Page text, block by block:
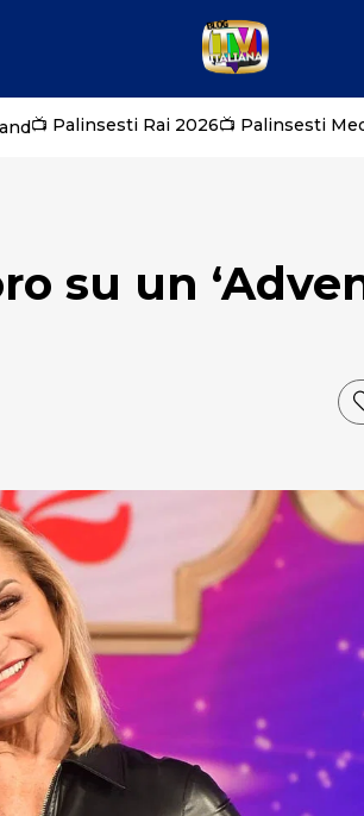
📺 Palinsesti Rai 2026📺 Palinsesti
su un